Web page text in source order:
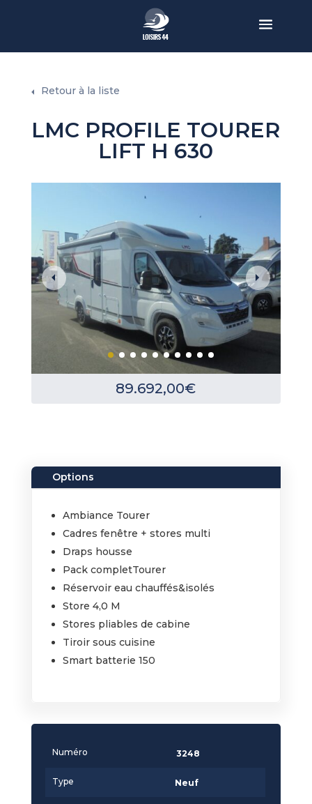
Retour à la liste
LMC PROFILE TOURER
LIFT H 630
89.692,00€
Options
Ambiance Tourer
Cadres fenêtre + stores multi
Draps housse
Pack completTourer
Réservoir eau chauffés&isolés
Store 4,0 M
Stores pliables de cabine
Tiroir sous cuisine
Smart batterie 150
Numéro 3248
Type Neuf